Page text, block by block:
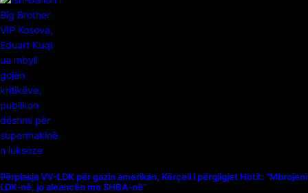
Përplasja VV-LDK për gazin amerikan, Kërçeli i përgjigjet Hotit: “Mbrojeni
LDK-në, jo aleancën me SHBA-në”